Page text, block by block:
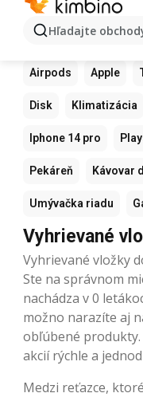
Hľadajte
Ďalšie
Samsung
Airpods Apple
Disk Klimatizácia
Iphone 14 pro
Pekáreň Kávovar
Umývačka riadu
Vyhrievané
Vyhrievané vložky
Ste na správnom
nachádza v 0
možno narazíte aj
obľúbené produkty.
akcií rýchle a
Medzi reťazce,